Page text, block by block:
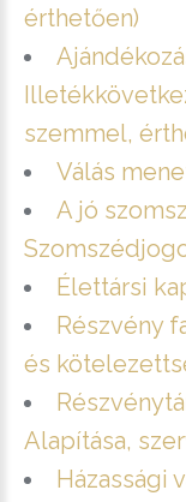
érthetően)
szemmel,
Válás
A jó
Élettársi
Részvény
és
Alapítása,
Házassági